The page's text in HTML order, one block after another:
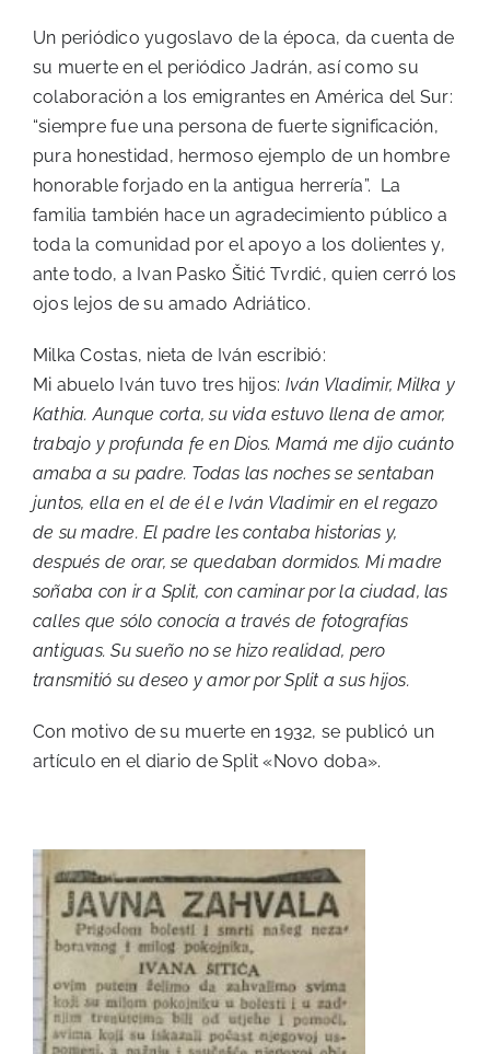
Un periódico yugoslavo de la época, da cuenta de
su muerte en el periódico Jadrán, así como su
colaboración a los emigrantes en América del Sur:
“siempre fue una persona de fuerte significación,
pura honestidad, hermoso ejemplo de un hombre
honorable forjado en la antigua herrería”. La
familia también hace un agradecimiento público a
toda la comunidad por el apoyo a los dolientes y,
ante todo, a Ivan Pasko Šitić Tvrdić, quien cerró los
ojos lejos de su amado Adriático.
Milka Costas, nieta de Iván escribió:
Mi abuelo Iván tuvo tres hijos: Iván Vladimir, Milka y
Kathia. Aunque corta, su vida estuvo llena de amor,
trabajo y profunda fe en Dios. Mamá me dijo cuánto
amaba a su padre. Todas las noches se sentaban
juntos, ella en el de él e Iván Vladimir en el regazo
de su madre. El padre les contaba historias y,
después de orar, se quedaban dormidos. Mi madre
soñaba con ir a Split, con caminar por la ciudad, las
calles que sólo conocía a través de fotografías
antiguas. Su sueño no se hizo realidad, pero
transmitió su deseo y amor por Split a sus hijos.
Con motivo de su muerte en 1932, se publicó un
artículo en el diario de Split «Novo doba».